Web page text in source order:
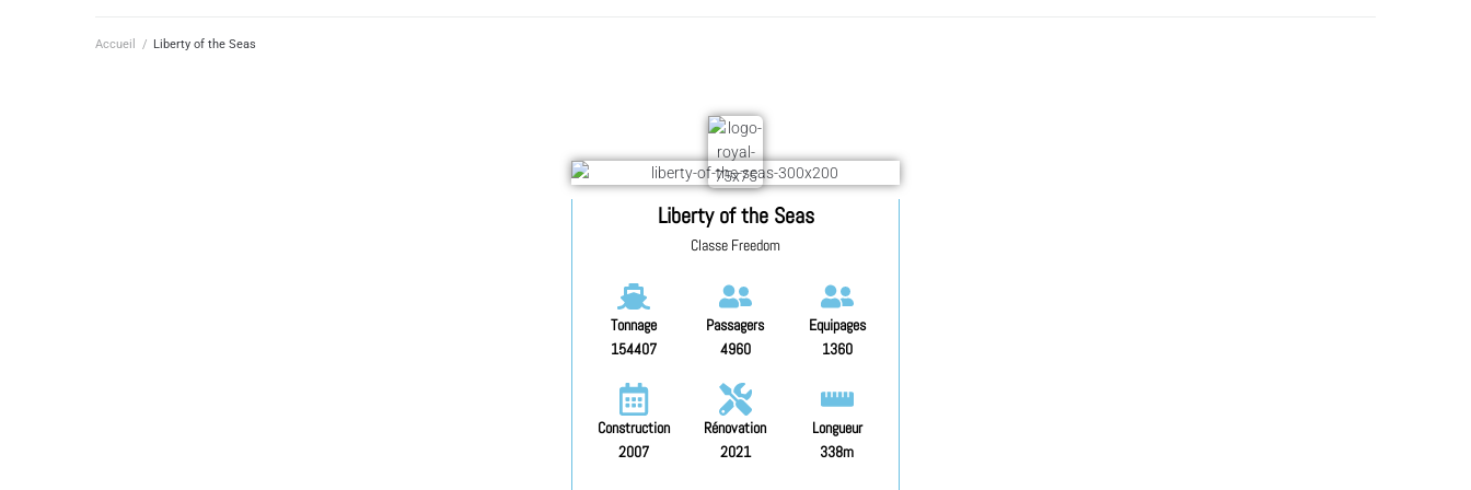
Accueil / Liberty of the Seas
Liberty of the Seas
Classe Freedom
Tonnage
154407
Passagers
4960
Equipages
1360
Construction
2007
Rénovation
2021
Longueur
338m